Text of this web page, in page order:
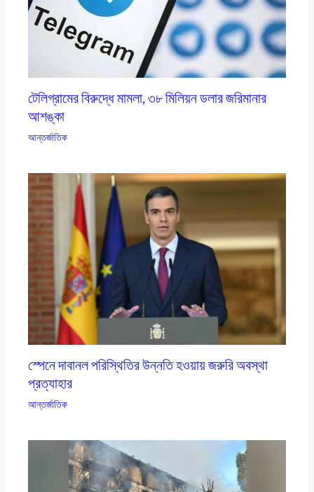
টেলিগ্রামের বিরুদ্ধে মামলা, ৩৮ মিলিয়ন ডলার জরিমানার
আশঙ্কা
আন্তর্জাতিক
স্পেনে দাবানল পরিস্থিতির উন্নতি হওয়ায় জরুরি অবস্থা
প্রত্যাহার
আন্তর্জাতিক